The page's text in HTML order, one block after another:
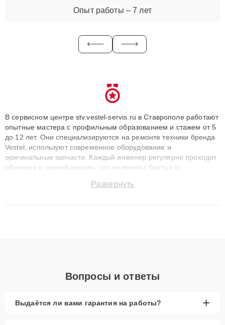
Опыт работы – 7 лет
В сервисном центре stv.vestel-servis.ru в Ставрополе работают
опытные мастера с профильным образованием и стажем от 5
до 12 лет. Они специализируются на ремонте техники бренда
Vestel, используют современное оборудование и
оригинальные запчасти. Каждый инженер регулярно проходит
обучение и сертификацию, что позволяет быстро и
сохранением гарантии до 3 лет. Наши мастера решают
Развернуть
Вопросы и ответы
Выдаётся ли вами гарантия на работы? +